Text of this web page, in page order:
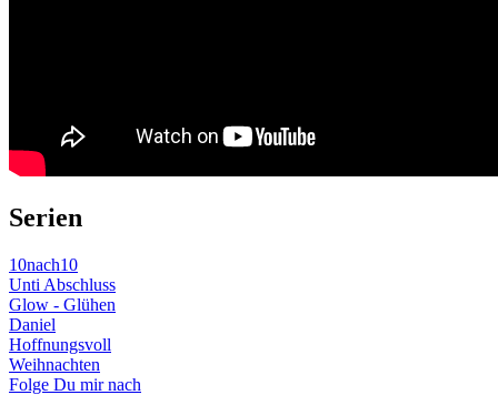
Serien
10nach10
Unti Abschluss
Glow - Glühen
Daniel
Hoffnungsvoll
Weihnachten
Folge Du mir nach